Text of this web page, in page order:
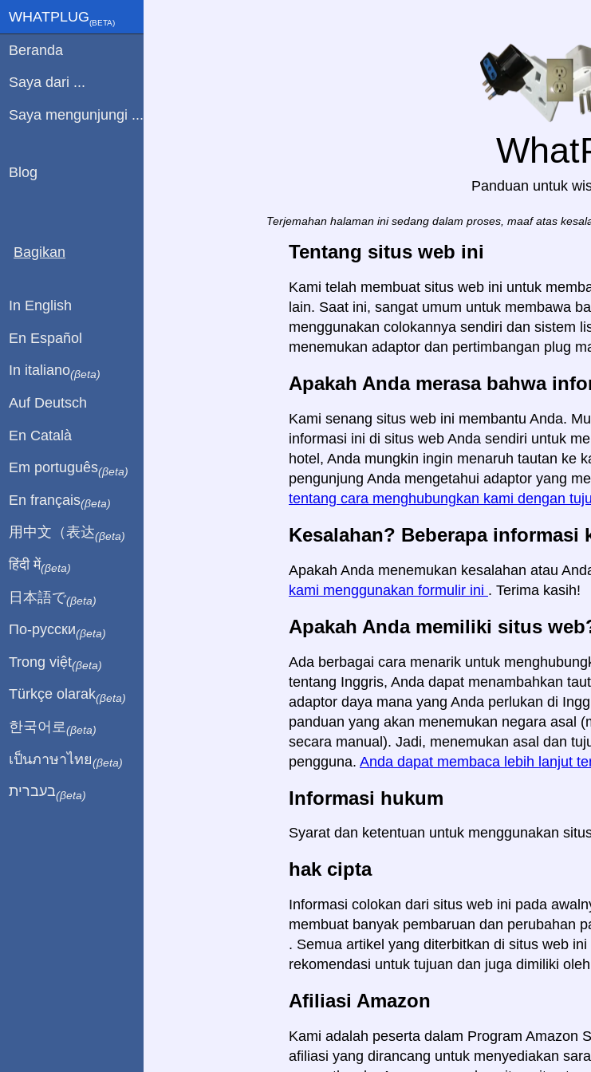
Panduan untuk
Terjemahan halaman ini sedang dalam proses, maaf atas
Tentang situs web ini
Kami telah membuat situs web ini untuk
lain. Saat ini, sangat umum untuk membawa
menggunakan colokannya sendiri dan sistem
menemukan adaptor dan pertimbangan plug
Apakah Anda merasa bahwa
Kami senang situs web ini membantu Anda.
informasi ini di situs web Anda sendiri untuk
hotel, Anda mungkin ingin menaruh tautan ke
pengunjung Anda mengetahui adaptor yang
tentang cara menghubungkan kami dengan
Kesalahan? Beberapa informasi
Apakah Anda menemukan kesalahan atau
kami menggunakan formulir ini . Terima kasih!
Apakah Anda memiliki situs
Ada berbagai cara menarik untuk
tentang Inggris, Anda dapat menambahkan
adaptor daya mana yang Anda perlukan di
panduan yang akan menemukan negara asal
secara manual). Jadi, menemukan asal dan
pengguna. Anda dapat membaca lebih lanjut
Informasi hukum
Syarat dan ketentuan untuk menggunakan
hak cipta
Informasi colokan dari situs web ini pada
membuat banyak pembaruan dan perubahan
. Semua artikel yang diterbitkan di situs web
rekomendasi untuk tujuan dan juga dimiliki
Afiliasi Amazon
Kami adalah peserta dalam Program Amazon
afiliasi yang dirancang untuk menyediakan
WHATPLUG(ΒETA)
Beranda
Saya dari ...
Saya mengunjungi ...
Blog
Bagikan
In English
En Español
In italiano(βeta)
Auf Deutsch
En Català
Em português(βeta)
En français(βeta)
用中文（表达(βeta)
हिंदी में(βeta)
日本語で(βeta)
По-русски(βeta)
Trong việt(βeta)
Türkçe olarak(βeta)
한국어로 (βeta)
เป็นภาษาไทย(βeta)
בעברית(βeta)